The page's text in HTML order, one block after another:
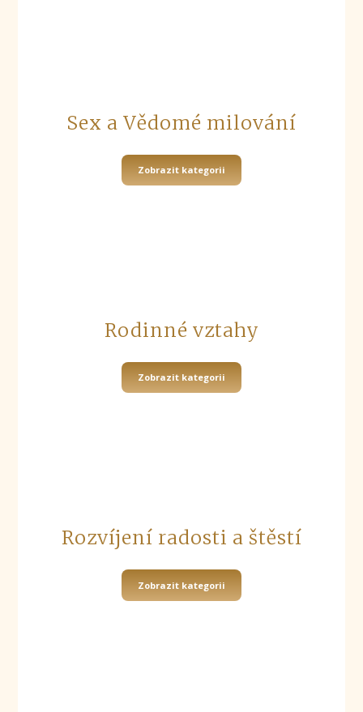
Sex a Vědomé milování
Zobrazit kategorii
Rodinné vztahy
Zobrazit kategorii
Rozvíjení radosti a štěstí
Zobrazit kategorii